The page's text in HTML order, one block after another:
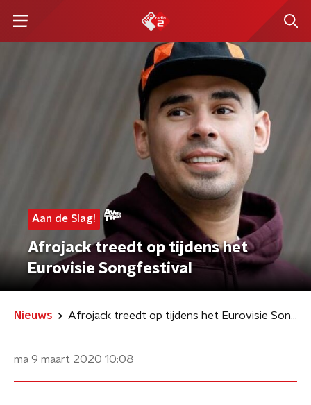
Aan de Slag!
Afrojack treedt op tijdens het
Eurovisie Songfestival
Nieuws Afrojack treedt op tijdens het Eurovisie Songfestival
ma 9 maart 2020 10:08